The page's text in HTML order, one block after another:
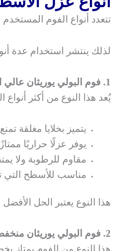
تتعدد أنواع الفوم
لذلك ينتشر استخدام عدة
1. فوم البولي يوريثان عالي الكثافة (Closed-Cell PU Foam)
يُعد هذا النوع من أكثر
يتميز بخلايا مغلقة
يوفر عزلًا حراريًا
مقاوم للرطوبة ولا
مناسب للأسطح التي
هذا النوع يعتبر الحل
2. فوم البولي يوريثان منخفض/متوسط الكثافة (Open-Cell PU Foam)
هذا النوع من الفوم يمتاز